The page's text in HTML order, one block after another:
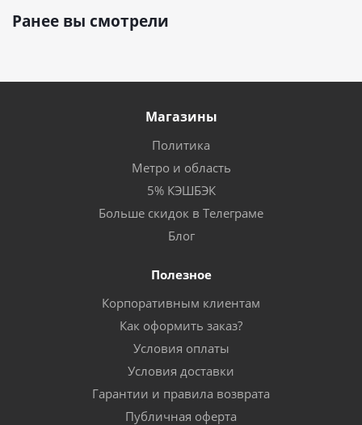
Ранее вы смотрели
Магазины
Политика
Метро и область
5% КЭШБЭК
Больше скидок в Телеграме
Блог
Полезное
Корпоративным клиентам
Как оформить заказ?
Условия оплаты
Условия доставки
Гарантии и правила возврата
Публичная оферта